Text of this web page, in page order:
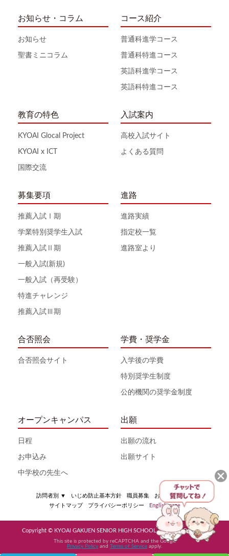
お知らせ・コラム
お知らせ
聖書ミニコラム
コース紹介
普通科進学コース
普通科特進コース
英語科進学コース
英語科特進コース
教育の特色
KYOAI Glocal Project
KYOAI x ICT
国際交流
入試案内
高校入試サイト
よくある質問
募集要項
推薦入試Ⅰ期
学業特別奨学生入試
推薦入試Ⅱ期
一般入試(新規)
一般入試（再受験）
特進チャレンジ
推薦入試Ⅲ期
進路
進路実績
指定校一覧
進路室より
合否照会
合否照会サイト
学費・奨学金
入学後の学費
特別奨学生制度
公的機関の奨学金制度
オープンキャンパス
日程
お申込み
中学校の先生へ
出願
出願の流れ
出願サイト
訪問者別 ▼ いじめ防止基本方針 職員募集
お問い合わせ
サイトマップ
プライバシーポリシー English page
Copyright © KYOAI GAKUEN SENIOR HIGH SCHOOL All Rights Reserved
This site is protected by reCAPTCHA and the Google
Privacy Policy and Terms of Service apply.